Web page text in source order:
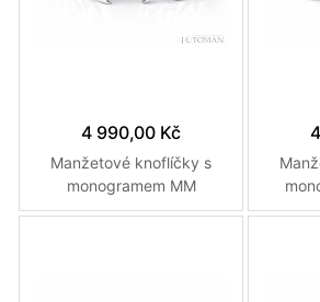
4 990,00 Kč
Manžetové knoflíčky s
monogramem MM
vyrobené na zakázku